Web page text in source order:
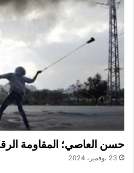
حسن العاصي؛ المقاومة
23 نوفمبر، 2024